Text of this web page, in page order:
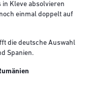
in Kleve absolvieren
einmal doppelt auf
die deutsche Auswahl
Spanien.